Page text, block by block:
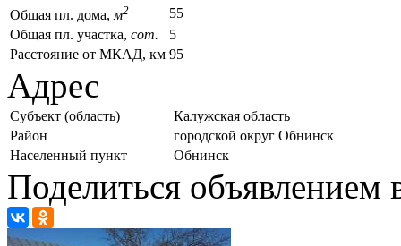
Общая пл. дома, м2
55
Общая пл. участка, сот.
5
Расстояние от МКАД, км 95
Адрес
Субъект (область)
Калужская область
Район
городской округ Обнинск
Населенный пункт
Обнинск
Поделиться объявлением